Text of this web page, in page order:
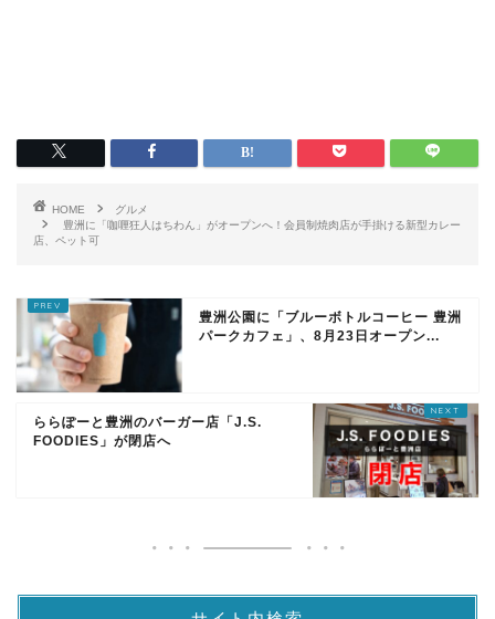
HOME
グルメ
豊洲に「咖喱狂人はちわん」がオープンへ！会員制焼肉店が手掛ける新型カレー
店、ペット可
豊洲公園に「ブルーボトルコーヒー 豊洲
パークカフェ」、8月23日オープン...
ららぽーと豊洲のバーガー店「J.S.
FOODIES」が閉店へ